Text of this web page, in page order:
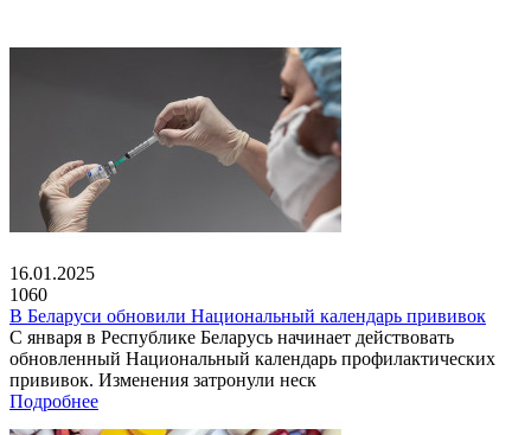
16.01.2025
1060
В Беларуси обновили Национальный календарь прививок
С января в Республике Беларусь начинает действовать
обновленный Национальный календарь профилактических
прививок. Изменения затронули неск
Подробнее